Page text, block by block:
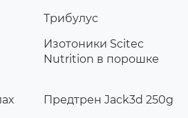
Трибулус
Изотоники Scitec
Nutrition в порошке
Предтрен Jack3d 250g